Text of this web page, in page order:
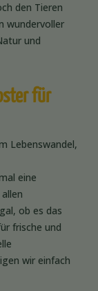
den Tieren
wundervoller
und
für
Lebenswandel,
eine
ob es das
frische und
wir einfach